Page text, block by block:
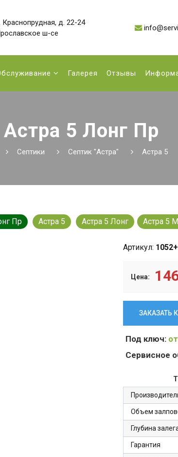
Краснопрудная, д. 22-24
ш-се
Галерея Отзывы
Астра 5 Лонг Пр
Септики Септик "Астра" Астра 5
Пр Астра 5 Астра 5 Лонг Астра 5
Артикул: 1052+
Цена:
ЗАКАЗАТЬ
Под ключ:
Сервисное
Объем
Глубина
Гарантия